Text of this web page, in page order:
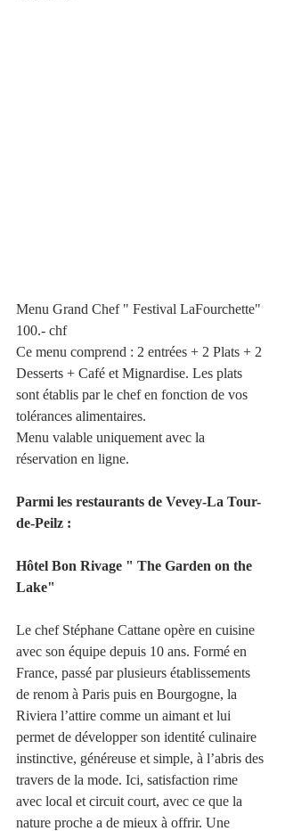
Menu Grand Chef " Festival LaFourchette"
100.- chf
Ce menu comprend : 2 entrées + 2 Plats + 2
Desserts + Café et Mignardise. Les plats
sont établis par le chef en fonction de vos
tolérances alimentaires.
Menu valable uniquement avec la
réservation en ligne.
Parmi les restaurants de Vevey-La Tour-
de-Peilz :
Hôtel Bon Rivage " The Garden on the
Lake"
Le chef Stéphane Cattane opère en cuisine
avec son équipe depuis 10 ans. Formé en
France, passé par plusieurs établissements
de renom à Paris puis en Bourgogne, la
Riviera l’attire comme un aimant et lui
permet de développer son identité culinaire
instinctive, généreuse et simple, à l’abris des
travers de la mode. Ici, satisfaction rime
avec local et circuit court, avec ce que la
nature proche a de mieux à offrir. Une